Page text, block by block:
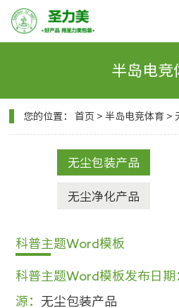
半岛电竞
您的位置：首页 >半岛电竞体育 >
无尘包装产品
无尘净化产品
科普主题Word模板
科普主题Word模板发布日
源： 无尘包装产品